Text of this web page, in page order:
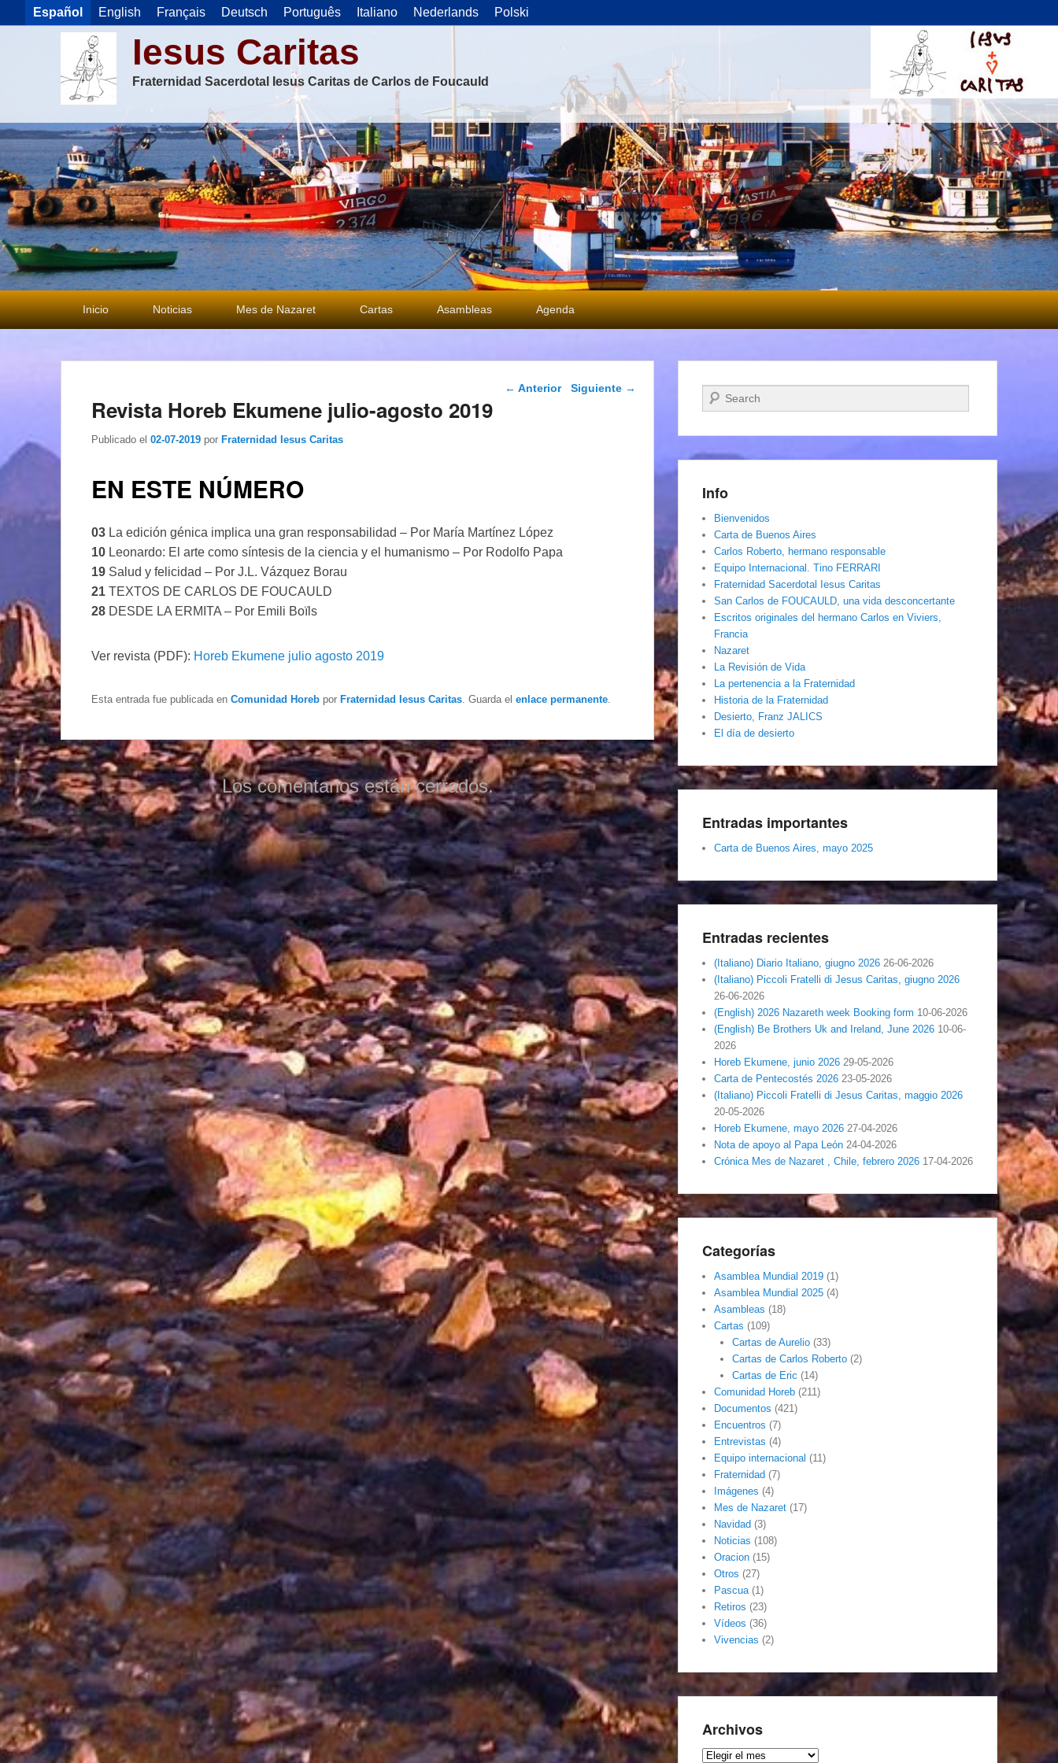
Español English Français Deutsch Português Italiano Nederlands Polski
Iesus Caritas
Fraternidad Sacerdotal Iesus Caritas de Carlos de Foucauld
Menú
principal
Inicio Noticias Mes de Nazaret Cartas Asambleas Agenda
Navegación de
← Anterior Siguiente →
Revista Horeb Ekumene julio-agosto 2019
Publicado el 02-07-2019 por Fraternidad Iesus Caritas
EN ESTE NÚMERO
03 La edición génica implica una gran responsabilidad – Por María Martínez López
10 Leonardo: El arte como síntesis de la ciencia y el humanismo – Por Rodolfo Papa
19 Salud y felicidad – Por J.L. Vázquez Borau
21 TEXTOS DE CARLOS DE FOUCAULD
28 DESDE LA ERMITA – Por Emili Boïls
Ver revista (PDF): Horeb Ekumene julio agosto 2019
Esta entrada fue publicada en Comunidad Horeb por Fraternidad Iesus Caritas . Guarda el enlace permanente
Los comentarios están cerrados.
Buscar
Info
Bienvenidos
Carta de Buenos Aires
Carlos Roberto, hermano responsable
Equipo Internacional. Tino FERRARI
Fraternidad Sacerdotal Iesus Caritas
San Carlos de FOUCAULD, una vida desconcertante
Escritos originales del hermano Carlos en Viviers,
Francia
Nazaret
La Revisión de Vida
La pertenencia a la Fraternidad
Historia de la Fraternidad
Desierto, Franz JALICS
El día de desierto
Entradas importantes
Carta de Buenos Aires, mayo 2025
Entradas recientes
(Italiano) Diario Italiano, giugno 2026 26-06-2026
(Italiano) Piccoli Fratelli di Jesus Caritas, giugno 2026
26-06-2026
(English) 2026 Nazareth week Booking form 10-06-2026
(English) Be Brothers Uk and Ireland, June 2026 10-06-
2026
Horeb Ekumene, junio 2026 29-05-2026
Carta de Pentecostés 2026 23-05-2026
(Italiano) Piccoli Fratelli di Jesus Caritas, maggio 2026
20-05-2026
Horeb Ekumene, mayo 2026 27-04-2026
Nota de apoyo al Papa León 24-04-2026
Crónica Mes de Nazaret , Chile, febrero 2026 17-04-2026
Categorías
Asamblea Mundial 2019 (1)
Asamblea Mundial 2025 (4)
Asambleas (18)
Cartas (109)
Cartas de Aurelio(33)
Cartas de Carlos Roberto(2)
Cartas de Eric (14)
Comunidad Horeb (211)
Documentos (421)
Encuentros (7)
Entrevistas (4)
Equipo internacional (11)
Fraternidad (7)
Imágenes (4)
Mes de Nazaret (17)
Navidad (3)
Noticias (108)
Oracion (15)
Otros (27)
Pascua(1)
Retiros (23)
Vídeos (36)
Vivencias (2)
Archivos
Archivos